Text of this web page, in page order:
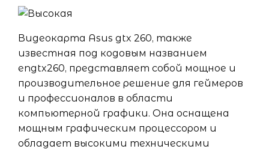
Видеокарта Asus gtx 260, также
известная под кодовым названием
engtx260, представляет собой мощное и
производительное решение для геймеров
и профессионалов в области
компьютерной графики. Она оснащена
мощным графическим процессором и
обладает высокими техническими